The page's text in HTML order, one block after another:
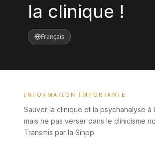
la clinique !
Français
INFORMATION IMPORTANTE
Sauver la clinique et la psychanalyse à
mais ne pas verser dans le clinicisme
Transmis par la Sihpp.